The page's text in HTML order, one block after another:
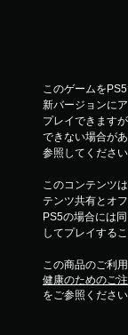
このゲームを
新バージョンに
プレイできます
できない場合が
参照してください
このコンテンツ
テンツ共有とオ
PS5の場合には
してプレイする
この商品のご利
健康のためのご
をご参照ください